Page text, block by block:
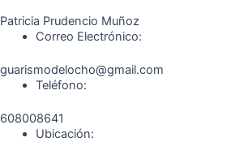
m
Patricia Prudencio Muñoz
Correo Electrónico:
guarismodelocho@gmail.com
Teléfono:
608008641
Ubicación: